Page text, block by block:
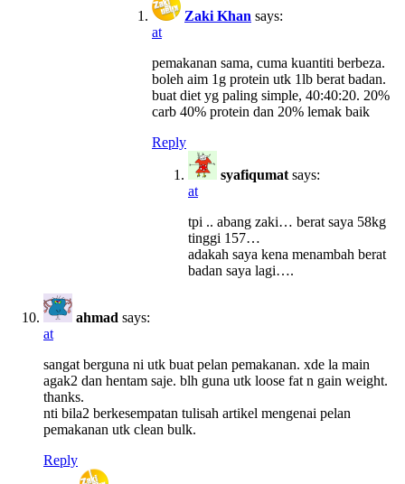
Zaki Khan says:
at
pemakanan sama, cuma kuantiti berbeza.
boleh aim 1g protein utk 1lb berat badan.
buat diet yg paling simple, 40:40:20. 20%
carb 40% protein dan 20% lemak baik
Reply
syafiqumat says:
at
tpi .. abang zaki… berat saya 58kg
tinggi 157…
adakah saya kena menambah berat
badan saya lagi….
ahmad says:
at
sangat berguna ni utk buat pelan pemakanan. xde la main
agak2 dan hentam saje. blh guna utk loose fat n gain weight.
thanks.
nti bila2 berkesempatan tulisah artikel mengenai pelan
pemakanan utk clean bulk.
Reply